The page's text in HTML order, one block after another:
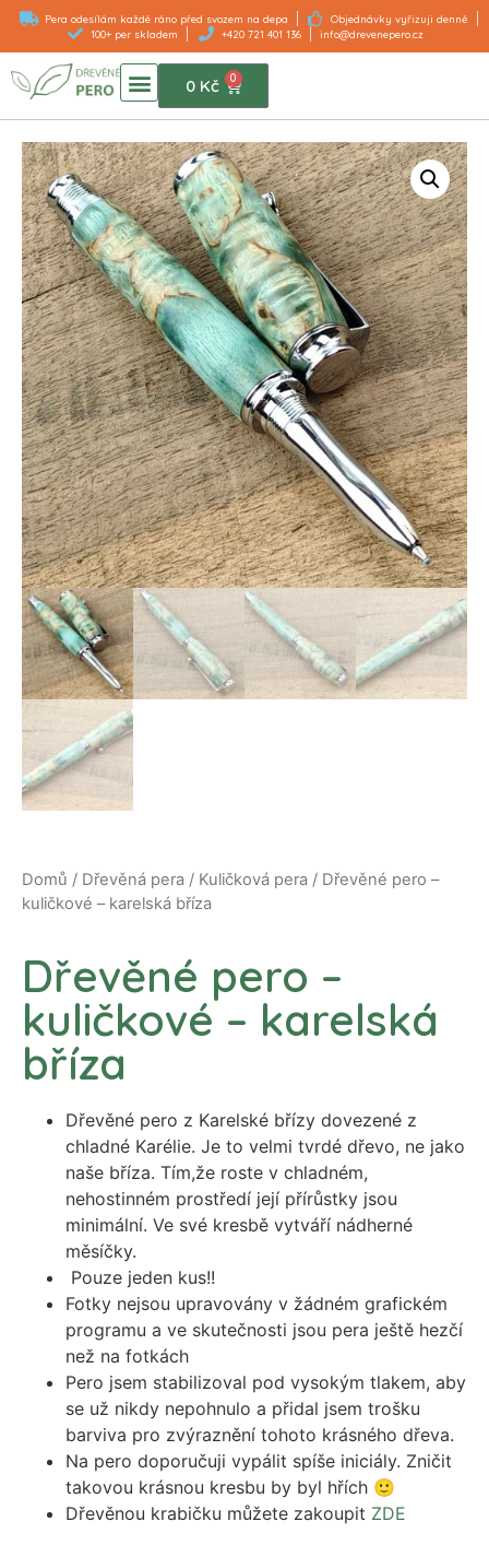
Pera odesílám každé ráno před svozem na depa
Objednávky vyřizuji denně
100+ per skladem
+420 721 401 136 info@drevenepero.cz
0 Kč 0
Domů / Dřevěná pera / Kuličková pera / Dřevěné pero –
kuličkové – karelská bříza
Dřevěné pero –
kuličkové – karelská
bříza
Dřevěné pero z Karelské břízy dovezené z
chladné Karélie. Je to velmi tvrdé dřevo, ne jako
naše bříza. Tím,že roste v chladném,
nehostinném prostředí její přírůstky jsou
minimální. Ve své kresbě vytváří nádherné
měsíčky.
Pouze jeden kus!!
Fotky nejsou upravovány v žádném grafickém
programu a ve skutečnosti jsou pera ještě hezčí
než na fotkách
Pero jsem stabilizoval pod vysokým tlakem, aby
se už nikdy nepohnulo a přidal jsem trošku
barviva pro zvýraznění tohoto krásného dřeva.
Na pero doporučuji vypálit spíše iniciály. Zničit
takovou krásnou kresbu by byl hřích 🙂
Dřevěnou krabičku můžete zakoupit ZDE